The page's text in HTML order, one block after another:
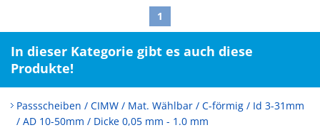
1
In dieser Kategorie gibt es auch diese
Produkte!
Passscheiben / CIMW / Mat. Wählbar / C-förmig / Id 3-31mm
/ AD 10-50mm / Dicke 0,05 mm - 1.0 mm